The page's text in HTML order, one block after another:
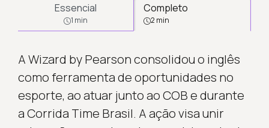
Essencial
1 min
Completo
2 min
A Wizard by Pearson consolidou o inglês
como ferramenta de oportunidades no
esporte, ao atuar junto ao COB e durante
a Corrida Time Brasil. A ação visa unir